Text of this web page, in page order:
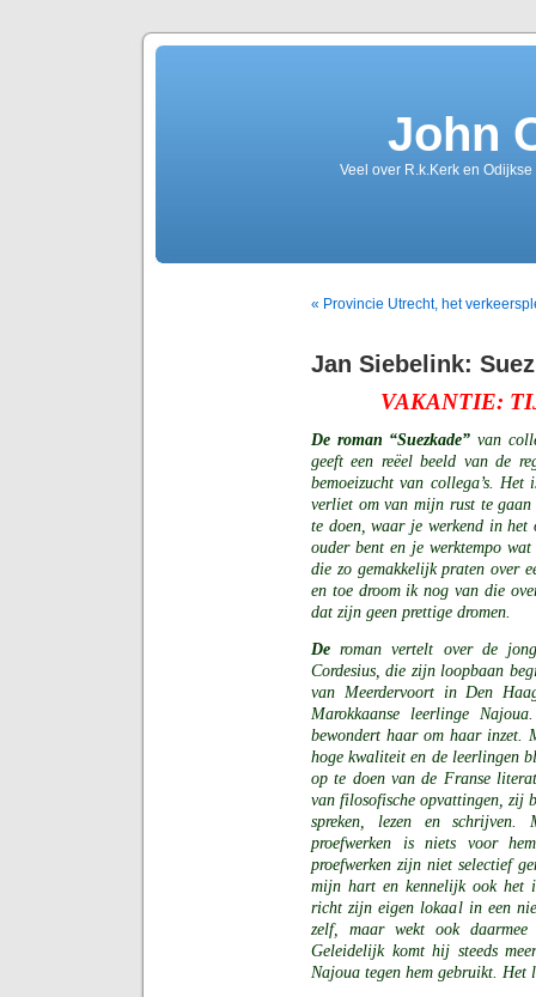
John
Veel over R.k.Kerk en
« Provincie Utrecht, het
Jan Siebelink:
VAKANTIE:
De roman “Suezkade” van
geeft een reëel beeld van de
bemoeizucht van collega’s.
verliet om van mijn rust te
te doen, waar je werkend in
ouder bent en je werktempo
die zo gemakkelijk praten over
en toe droom ik nog van die
dat zijn geen prettige dromen.
De roman vertelt over de
Cordesius, die zijn loopbaan
van Meerdervoort in Den
Marokkaanse leerlinge
bewondert haar om haar inzet.
hoge kwaliteit en de leerlingen
op te doen van de Franse
van filosofische opvattingen, zij
spreken, lezen en schrijven.
proefwerken is niets voor
proefwerken zijn niet selectief
mijn hart en kennelijk ook het
richt zijn eigen lokaal in een
zelf, maar wekt ook daarmee
Geleidelijk komt hij steeds
Najoua tegen hem gebruikt.